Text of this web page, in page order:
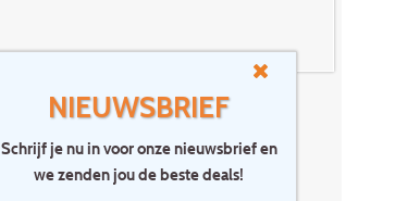
NIEUWSBRIEF
Schrijf je nu in voor onze nieuwsbrief en
we zenden jou de beste deals!